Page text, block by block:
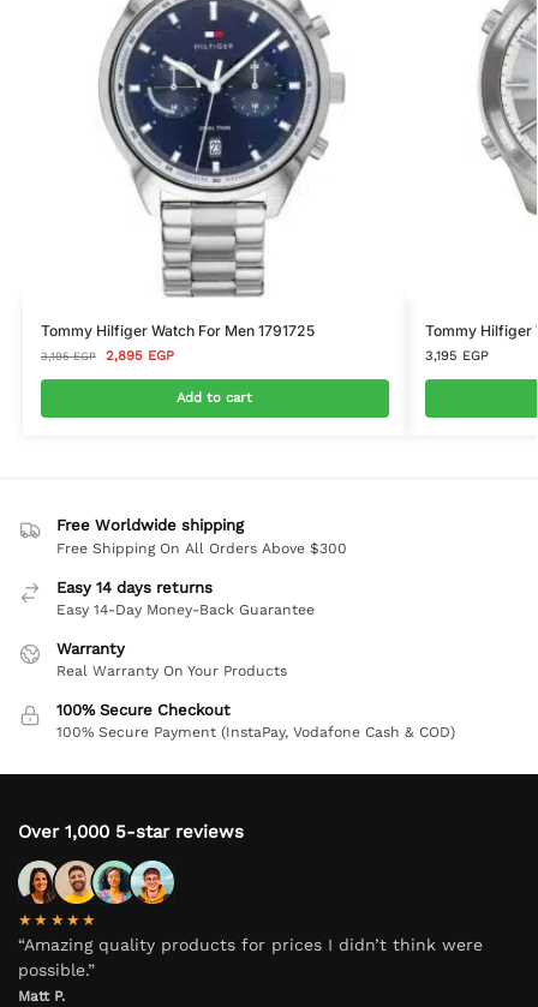
Tommy Hilfiger Watch For Men 1791725
3,195EGP 2,895 EGP
Add to cart
Tommy Hilfiger
3,195 EGP
Free Worldwide shipping
Free Shipping On All Orders Above $300
Easy 14 days returns
Easy 14-Day Money-Back Guarantee
Warranty
Real Warranty On Your Products
100% Secure Checkout
100% Secure Payment (InstaPay, Vodafone Cash & COD)
Over 1,000 5-star reviews
★★★★★
“Amazing quality products for prices I didn’t think were
possible.”
Matt P.